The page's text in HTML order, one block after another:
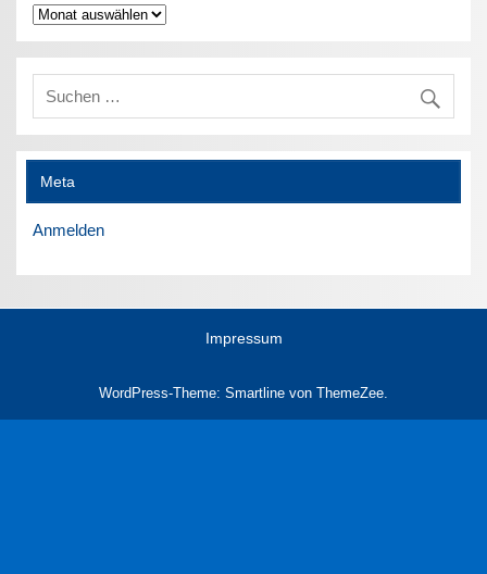
Archiv
Meta
Anmelden
Impressum
WordPress-Theme: Smartline von ThemeZee.